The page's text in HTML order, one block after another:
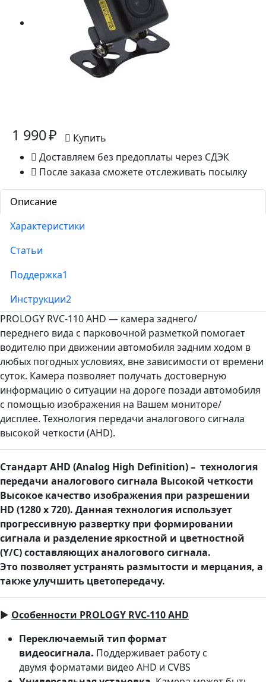
1 990 ₽
Купить
Доставляем без предоплаты через СДЭК
После заказа сможете отслеживать посылку
Описание
Характеристики
Статьи
Поддержка1
Инструкции2
PROLOGY RVC-110 AHD — камера заднего/
переднего вида с парковочной разметкой помогает
водителю при движении автомобиля задним ходом в
любых погодных условиях, вне зависимости от времени
суток. Камера позволяет получать достоверную
информацию о ситуации на дороге позади автомобиля
с помощью изображения на Вашем мониторе/
дисплее. Технология передачи аналогового сигнала
высокой четкости (AHD).
Стандарт AHD (Analog High Definition) – технология
передачи аналогового сигнала Высокой четкости
Высокое качество изображения при разрешении
HD (1280 x 720). Данная технология использует
прогрессивную развертку при формировании
сигнала и разделение яркостной и цветностной
(Y/C) составляющих аналогового сигнала.
Это позволяет устранять размытости и мерцания, а
также улучшить цветопередачу.
► Особенности PROLOGY RVC-110 AHD
Переключаемый тип формат
видеосигнала. Поддерживает работу с
двумя форматами видео AHD и CVBS